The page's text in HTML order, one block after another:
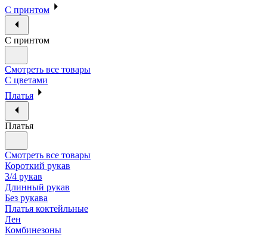
С принтом
С принтом
Смотреть все товары
С цветами
Платья
Платья
Смотреть все товары
Короткий рукав
3/4 рукав
Длинный рукав
Без рукава
Платья коктейльные
Лен
Комбинезоны